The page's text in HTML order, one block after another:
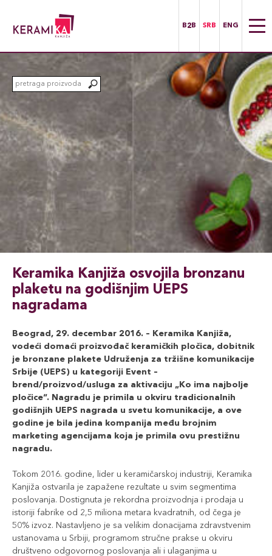
B2B SRB ENG
Keramika Kanjiža osvojila bronzanu
plaketu na godišnjim UEPS
nagradama
Beograd, 29. decembar 2016. – Keramika Kanjiža,
vodeći domaći proizvođač keramičkih pločica, dobitnik
je bronzane plakete Udruženja za tržišne komunikacije
Srbije (UEPS) u kategoriji Event –
brend/proizvod/usluga za aktivaciju „Ko ima najbolje
pločice“. Nagradu je primila u okviru tradicionalnih
godišnjih UEPS nagrada u svetu komunikacije, a ove
godine je bila jedina kompanija među brojnim
marketing agencijama koja je primila ovu prestižnu
nagradu.
Tokom 2016. godine, lider u keramičarskoj industriji, Keramika
Kanjiža ostvarila je zapažene rezultate u svim segmentima
poslovanja. Dostignuta je rekordna proizvodnja i prodaja u
istoriji fabrike od 2,5 miliona metara kvadratnih, od čega je
50% izvoz. Nastavljeno je sa velikim donacijama zdravstvenim
ustanovama u Srbiji, programom stručne prakse u okviru
društveno odgovornog poslovanja ali i ulaganjima u